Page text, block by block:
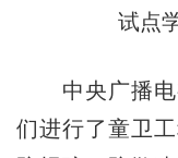
试点
中央广播电
们进行了童卫